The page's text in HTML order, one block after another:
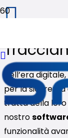
Nell’era
per la
tratta della loro
nostro
funzionalità